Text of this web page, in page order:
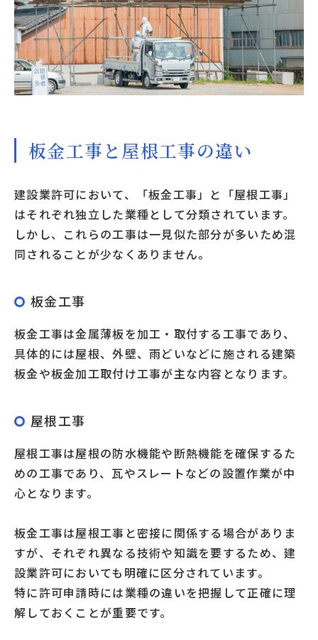
板金工事と屋根工事の違い
建設業許可において、「板金工事」と「屋根工事」
はそれぞれ独立した業種として分類されています。
しかし、これらの工事は一見似た部分が多いため混
同されることが少なくありません。
板金工事
板金工事は金属薄板を加工・取付する工事であり、
具体的には屋根、外壁、雨どいなどに施される建築
板金や板金加工取付け工事が主な内容となります。
屋根工事
屋根工事は屋根の防水機能や断熱機能を確保するた
めの工事であり、瓦やスレートなどの設置作業が中
心となります。
板金工事は屋根工事と密接に関係する場合がありま
すが、それぞれ異なる技術や知識を要するため、建
設業許可においても明確に区分されています。
特に許可申請時には業種の違いを把握して正確に理
解しておくことが重要です。